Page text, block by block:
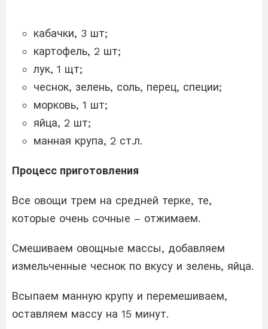
кабачки, 3 шт;
картофель, 2 шт;
лук, 1 щт;
чеснок, зелень, соль, перец, специи;
морковь, 1 шт;
яйца, 2 шт;
манная крупа, 2 ст.л.
Процесс приготовления
Все овощи трем на средней терке, те,
которые очень сочные – отжимаем.
Смешиваем овощные массы, добавляем
измельченные чеснок по вкусу и зелень, яйца.
Всыпаем манную крупу и перемешиваем,
оставляем массу на 15 минут.